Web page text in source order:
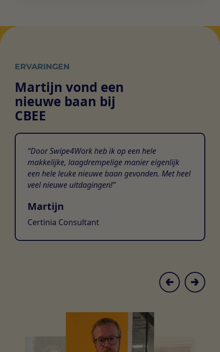
ERVARINGEN
Martijn vond een
nieuwe baan bij
CBEE
Door Swipe4Work heb ik op een hele
makkelijke, laagdrempelige manier eigenlijk
een hele leuke nieuwe baan gevonden. Met heel
veel nieuwe uitdagingen!
Martijn
Certinia Consultant